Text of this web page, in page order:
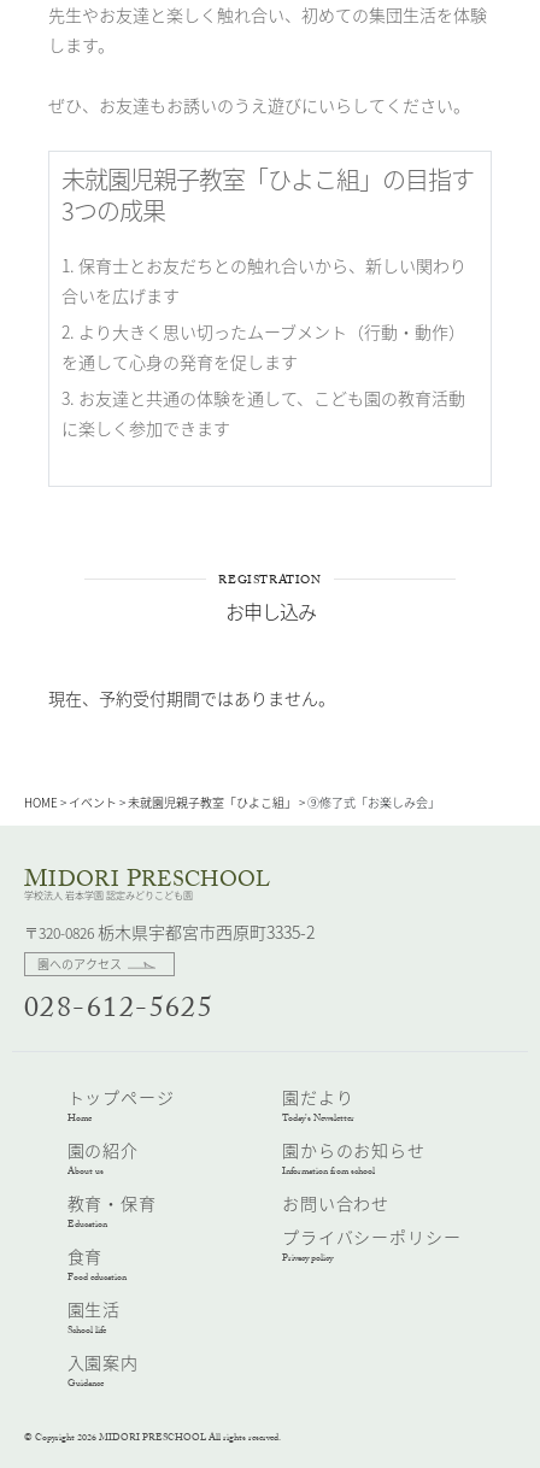
先生やお友達と楽しく触れ合い、初めての集団生活を体験
します。
ぜひ、お友達もお誘いのうえ遊びにいらしてください。
未就園児親子教室「ひよこ組」の目指す
3つの成果
保育士とお友だちとの触れ合いから、新しい関わり
合いを広げます
より大きく思い切ったムーブメント（行動・動作）
を通して心身の発育を促します
お友達と共通の体験を通して、こども園の教育活動
に楽しく参加できます
REGISTRATION
お申し込み
現在、予約受付期間ではありません。
HOME > イベント >未就園児親子教室「ひよこ組」 >⑨修了式「お楽しみ会」
MIDORIPRESCHOOL
学校法人 岩本学園 認定みどりこども園
〒320-0826栃木県宇都宮市西原町3335-2
園へのアクセス
028-612-5625
トップページ
Home
園の紹介
About us
教育・保育
Education
食育
Food education
園生活
School life
入園案内
Guidance
園だより
Today’s Newsletter
園からのお知らせ
Information from school
お問い合わせ
プライバシーポリシー
Privacy policy
© Copyright 2026 MIDORI PRESCHOOL All rights reserved.